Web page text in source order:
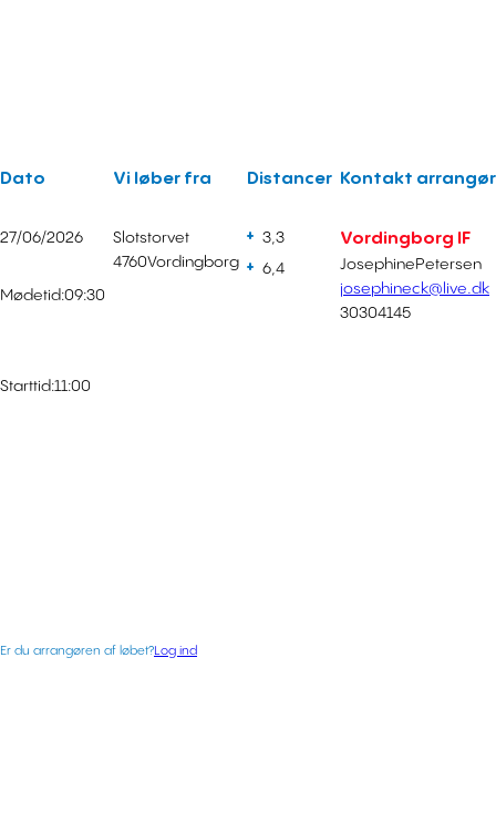
Dato
27/06/2026
Mødetid:09:30
Starttid:11:00
Vi løber fra
Slotstorvet
4760Vordingborg
Distancer
3,3
6,4
Kontakt arrangør
Vordingborg IF
JosephinePetersen
josephineck@live.dk
30304145
Er du arrangøren af løbet?Log ind